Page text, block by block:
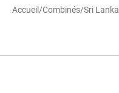
Accueil/Combinés/Sri Lanka